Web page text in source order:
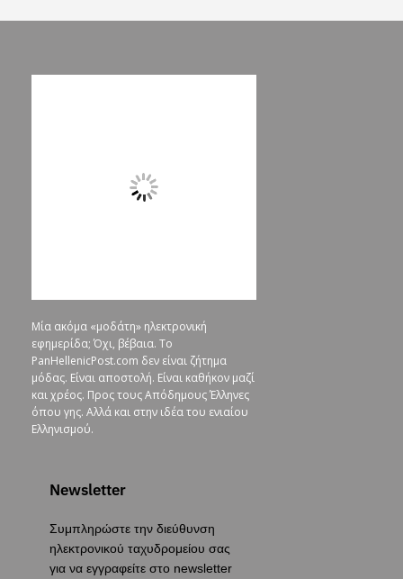
Μία ακόμα «μοδάτη» ηλεκτρονική
εφημερίδα; Όχι, βέβαια. To
PanHellenicPost.com δεν είναι ζήτημα
μόδας. Είναι αποστολή. Είναι καθήκον μαζί
και χρέος. Προς τους Απόδημους Έλληνες
όπου γης. Αλλά και στην ιδέα του ενιαίου
Ελληνισμού.
Newsletter
Συμπληρώστε την διεύθυνση
ηλεκτρονικού ταχυδρομείου σας
για να εγγραφείτε στο newsletter